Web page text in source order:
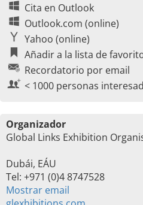
Cita en Outlook
Outlook.com (online)
Yahoo (online)
Añadir a la lista de
Recordatorio por email
< 1000 personas
Organizador
Global Links Exhibition
Dubái, EÁU
Tel: +971 (0)4 8747528
Mostrar email